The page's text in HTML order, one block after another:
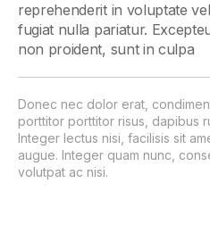
reprehenderit in voluptate
fugiat nulla pariatur.
non proident, sunt in culpa
Donec nec dolor erat,
porttitor porttitor risus, dapibus
Integer lectus nisi, facilisis sit
augue. Integer quam nunc,
volutpat ac nisi.